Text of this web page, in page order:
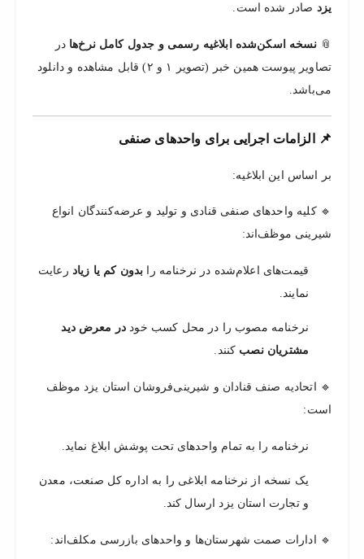
یزد صادر شده است.
📎نسخه اسکن‌شده ابلاغیه رسمی و جدول کامل نرخ‌ها در
تصاویر پیوست همین خبر (تصویر ۱ و ۲) قابل مشاهده و دانلود
می‌باشد.
📌 الزامات اجرایی برای واحدهای صنفی
بر اساس این ابلاغیه:
🔹 کلیه واحدهای صنفی قنادی و تولید و عرضه‌کنندگان انواع
شیرینی موظف‌اند:
قیمت‌های اعلام‌شده در نرخنامه را بدون کم یا زیاد رعایت
نمایند.
نرخنامه مصوب را در محل کسب خود در معرض دید
مشتریان نصب کنند.
🔹 اتحادیه صنف قنادان و شیرینی‌فروشان استان یزد موظف
است:
نرخنامه را به تمام واحدهای تحت پوشش ابلاغ نماید.
یک نسخه از نرخنامه ابلاغی را به اداره کل صنعت، معدن
و تجارت استان یزد ارسال کند.
🔹 ادارات صمت شهرستان‌ها و واحدهای بازرسی مکلف‌اند: